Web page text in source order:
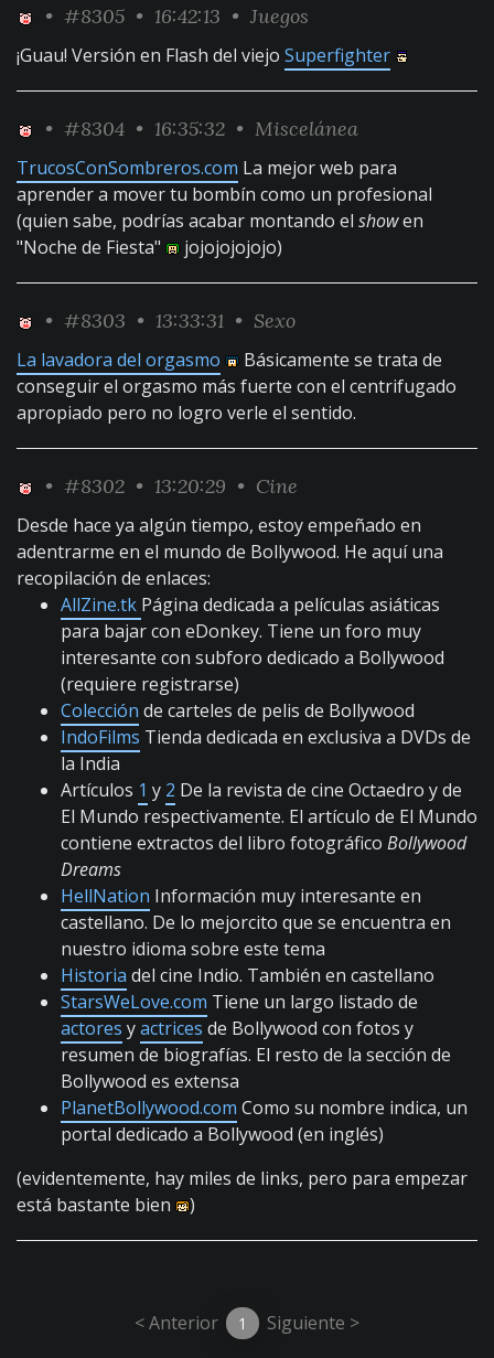
• #8305 • 16:42:13 • Juegos
¡Guau! Versión en Flash del viejo Superfighter
• #8304 • 16:35:32 • Miscelánea
TrucosConSombreros.com La mejor web para
aprender a mover tu bombín como un profesional
(quien sabe, podrías acabar montando el showen
"Noche de Fiesta"
jojojojojojo)
• #8303 • 13:33:31 • Sexo
La lavadora del orgasmo
Básicamente se trata de
conseguir el orgasmo más fuerte con el centrifugado
apropiado pero no logro verle el sentido.
• #8302 • 13:20:29 • Cine
Desde hace ya algún tiempo, estoy empeñado en
adentrarme en el mundo de Bollywood. He aquí una
recopilación de enlaces:
AllZine.tk Página dedicada a películas asiáticas
para bajar con eDonkey. Tiene un foro muy
interesante con subforo dedicado a Bollywood
(requiere registrarse)
Colección de carteles de pelis de Bollywood
IndoFilms Tienda dedicada en exclusiva a DVDs de
la India
Artículos 1 y 2 De la revista de cine Octaedro y de
El Mundo respectivamente. El artículo de El Mundo
contiene extractos del libro fotográfico Bollywood
Dreams
HellNation Información muy interesante en
castellano. De lo mejorcito que se encuentra en
nuestro idioma sobre este tema
Historia del cine Indio. También en castellano
StarsWeLove.com Tiene un largo listado de
actores yactrices de Bollywood con fotos y
resumen de biografías. El resto de la sección de
Bollywood es extensa
PlanetBollywood.com Como su nombre indica, un
portal dedicado a Bollywood (en inglés)
(evidentemente, hay miles de links, pero para empezar
está bastante bien
)
< Anterior 1 Siguiente >